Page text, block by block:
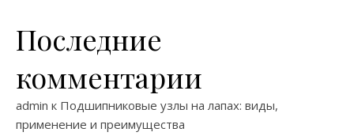
Последние
комментарии
admin к Подшипниковые узлы на лапах: виды,
применение и преимущества